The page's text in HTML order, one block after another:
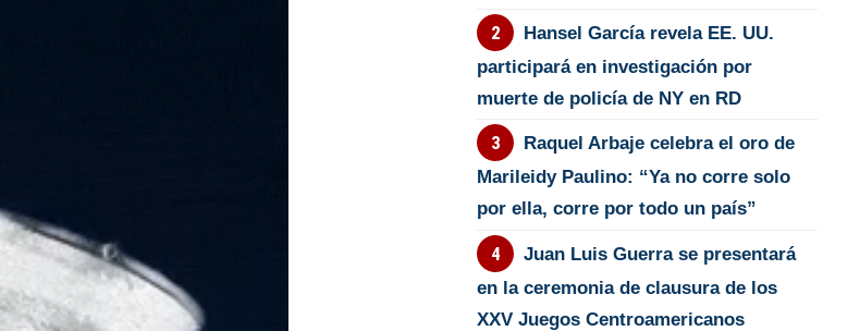
Hansel García revela EE. UU.
participará en investigación por
muerte de policía de NY en RD
Raquel Arbaje celebra el oro de
Marileidy Paulino: “Ya no corre solo
por ella, corre por todo un país”
Juan Luis Guerra se presentará
en la ceremonia de clausura de los
XXV Juegos Centroamericanos